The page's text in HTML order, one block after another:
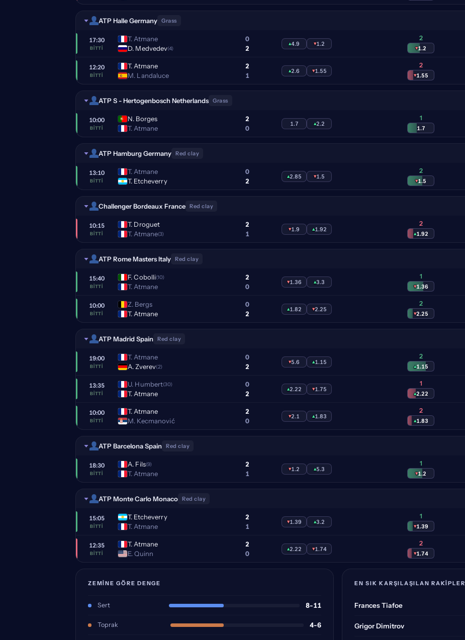
ATP Halle Germany Grass
17:30
BITTI
T. Atmane
D. Medvedev(4)
0
2
▴4.9 ▾1.2
2
▾1.2
12:20
BITTI
T. Atmane
M. Landaluce
2
1
▴2.6 ▾1.55
2
▾1.55
ATP S - Hertogenbosch Netherlands Grass
10:00
BITTI
N. Borges
T. Atmane
2
0
1.7 ▴2.2
1
1.7
ATP Hamburg Germany Red clay
13:10
BITTI
T. Atmane
T. Etcheverry
0
2
▴2.85 ▾1.5
2
▾1.5
Challenger Bordeaux France Red clay
10:15
BITTI
T. Droguet
T. Atmane(3)
2
1
▾1.9 ▴1.92
2
▴1.92
ATP Rome Masters Italy Red clay
15:40
BITTI
F. Cobolli(10)
T. Atmane
2
0
▾1.36 ▴3.3
1
▾1.36
10:00
BITTI
Z. Bergs
T. Atmane
0
2
▴1.82 ▾2.25
2
▾2.25
ATP Madrid Spain Red clay
19:00
BITTI
T. Atmane
A. Zverev(2)
0
2
▾5.6 ▴1.15
2
▴1.15
13:35
BITTI
U. Humbert(30)
T. Atmane
0
2
▴2.22 ▾1.75
1
▴2.22
10:00
BITTI
T. Atmane
M. Kecmanović
2
0
▾2.1 ▴1.83
2
▴1.83
ATP Barcelona Spain Red clay
18:30
BITTI
A. Fils(9)
T. Atmane
2
1
▾1.2 ▴5.3
1
▾1.2
ATP Monte Carlo Monaco Red clay
15:05
BITTI
T. Etcheverry
T. Atmane
2
1
▾1.39 ▴3.2
1
▾1.39
12:35
BITTI
T. Atmane
E. Quinn
2
0
▴2.22 ▾1.74
2
▾1.74
ZEMINE GÖRE DENGE
Sert 8-11
Toprak 4-6
EN SIK KARŞILAŞILAN RAKIPLER
Frances Tiafoe
Grigor Dimitrov